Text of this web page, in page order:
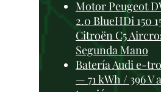
Motor Peugeot
2.0 BlueHDi 150
Citroën C5
Segunda Mano
Batería Audi e-
— 71 kWh / 396 V